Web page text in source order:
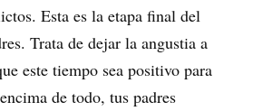
Esta es la etapa final del
Trata de dejar la angustia a
este tiempo sea positivo para
de todo, tus padres